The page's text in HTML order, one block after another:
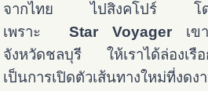
จากไทย ไปสิงคโปร์ โดย
เพราะ Star Voyagerเขา
จังหวัดชลบุรี ให้เราได้ล่องเ
เป็นการเปิดตัวเส้นทางใหม่ที่งดง